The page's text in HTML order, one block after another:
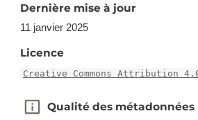
Dernière mise à jour
11 janvier 2025
Licence
Creative Commons Attribution
Qualité des métadonnées
Qualité des métadonnées